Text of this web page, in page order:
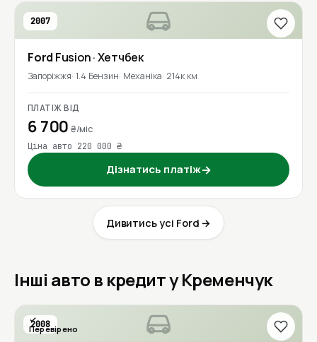
2007
Ford Fusion· Хетчбек
Запоріжжя 1.4 Бензин Механіка 214к км
ПЛАТІЖ ВІД
6 700₴/міс
Ціна авто 220 000 ₴
Дізнатись платіж→
Дивитись усі Ford →
Інші авто в кредит у Кременчук
2008
Перевірено